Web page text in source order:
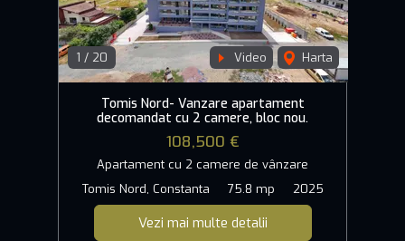
1 / 20 Video Harta
Tomis Nord- Vanzare apartament
decomandat cu 2 camere, bloc nou.
108,500 €
Apartament cu 2 camere de vânzare
Tomis Nord, Constanta
75.8 mp 2025
Vezi mai multe detalii